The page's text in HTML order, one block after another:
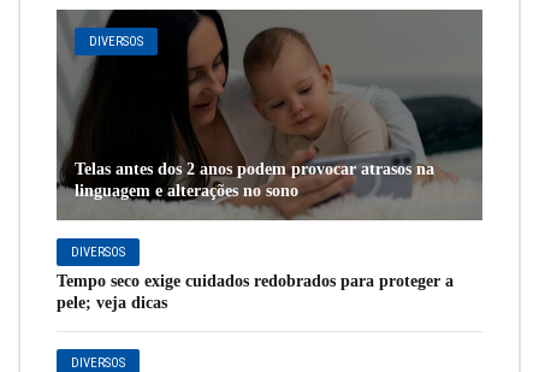
DIVERSOS
Telas antes dos 2 anos podem provocar atrasos na
linguagem e alterações no sono
DIVERSOS
Tempo seco exige cuidados redobrados para proteger a
pele; veja dicas
DIVERSOS